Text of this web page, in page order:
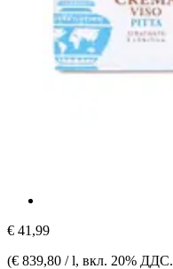
€ 41,99
(€ 839,80 / l, вкл. 20% ДДС.